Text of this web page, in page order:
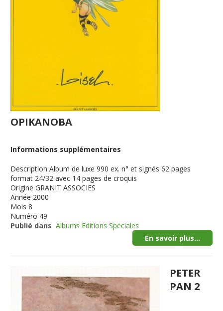
OPIKANOBA
Informations supplémentaires
Description Album de luxe 990 ex. n° et signés 62 pages
format 24/32 avec 14 pages de croquis
Origine GRANIT ASSOCIES
Année 2000
Mois 8
Numéro 49
Publié dans Albums Editions Spéciales
En savoir plus...
PETER
PAN 2